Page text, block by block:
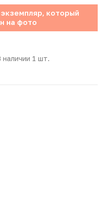
который
на фото
наличии 1 шт.